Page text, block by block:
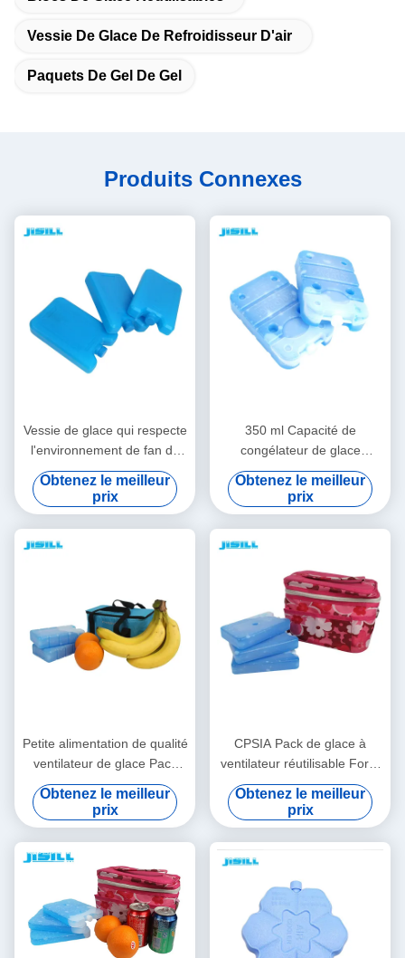
Vessie De Glace De Refroidisseur D'air
Paquets De Gel De Gel
Produits Connexes
Vessie de glace qui respecte
l'environnement de fan de
catégorie comestible
réutilisable avec les matières
plastiques dures de Shell
Obtenez le meilleur
prix
350 ml Capacité de
congélateur de glace
durable Non toxique Pour le
panier de crème glacée Pour
les aliments surgelés
Obtenez le meilleur
prix
Petite alimentation de qualité
ventilateur de glace Pack
Isolation HDPE + gel
Matériau pour les chaudes
journées d'été Pour les
aliments surgelés
Obtenez le meilleur
prix
CPSIA Pack de glace à
ventilateur réutilisable Forte
étanchéité pour pique-nique
et barbecue à l'extérieur
Pour les aliments surgelés
Obtenez le meilleur
prix